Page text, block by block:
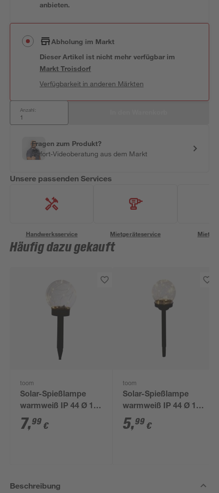
anbieten.
Abholung im Markt
Dieser Artikel ist nicht mehr verfügbar im
MarktTroisdorf
Verfügbarkeit in anderen Märkten
Anzahl:
Fragen zum Produkt?
Sofort-Videoberatung aus dem Markt
Unsere passenden Services
Handwerksservice Mietgeräteservice
Häufig dazu gekauft
toom
Solar-Spießlampe
warmweiß IP 44 Ø 15
x 44 cm
7,99 €
toom
Solar-Spießlampe
warmweiß IP 44 Ø 10
x 39 cm
5,99 €
Beschreibung